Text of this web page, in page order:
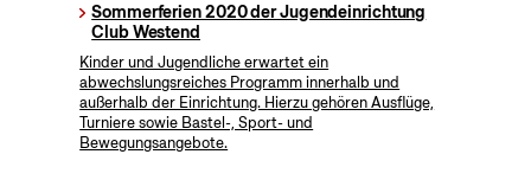
Sommerferien 2020 der Jugendeinrichtung
Club Westend
Kinder und Jugendliche erwartet ein
abwechslungsreiches Programm innerhalb und
außerhalb der Einrichtung. Hierzu gehören Ausflüge,
Turniere sowie Bastel-, Sport- und
Bewegungsangebote.